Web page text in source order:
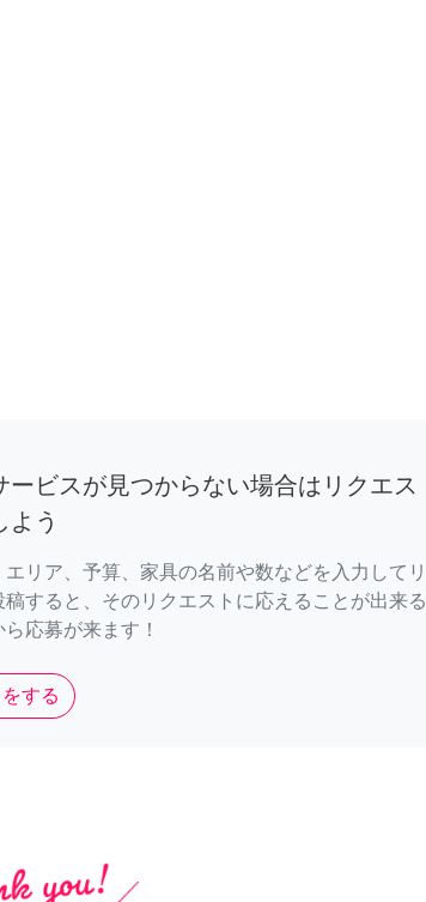
ービスが見つからない場合はリクエス
よう
エリア、予算、家具の名前や数などを入力してリ
稿すると、そのリクエストに応えることが出来る
応募が来ます！
する